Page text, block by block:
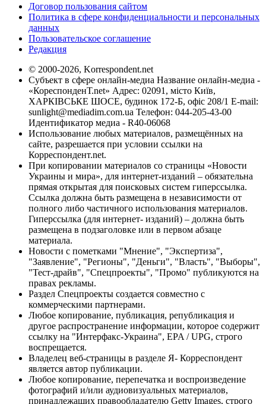
Договор пользования сайтом
Политика в сфере конфиденциальности и персональных
данных
Пользовательское соглашение
Редакция
© 2000-2026, Korrespondent.net
Субъект в сфере онлайн-медиа Название онлайн-медиа -
«КореспонденТ.net» Адрес: 02091, місто Київ,
ХАРКІВСЬКЕ ШОСЕ, будинок 172-Б, офіс 208/1 E-mail:
sunlight@mediadim.com.ua Телефон: 044-205-43-00
Идентификатор медиа - R40-06068
Использование любых материалов, размещённых на
сайте, разрешается при условии ссылки на
Корреспондент.net.
При копировании материалов со страницы «Новости
Украины и мира», для интернет-изданий – обязательна
прямая открытая для поисковых систем гиперссылка.
Ссылка должна быть размещена в независимости от
полного либо частичного использования материалов.
Гиперссылка (для интернет- изданий) – должна быть
размещена в подзаголовке или в первом абзаце
материала.
Новости с пометками "Мнение", "Экспертиза",
"Заявление", "Регионы", "Деньги", "Власть", "Выборы",
"Тест-драйв", "Спецпроекты", "Промо" публикуются на
правах рекламы.
Раздел Спецпроекты создается совместно с
коммерческими партнерами.
Любое копирование, публикация, републикация и
другое распространение информации, которое содержит
ссылку на "Интерфакс-Украина", EPA / UPG, строго
воспрещается.
Владелец веб-страницы в разделе Я- Корреспондент
является автор публикации.
Любое копирование, перепечатка и воспроизведение
фотографий и/или аудиовизуальных материалов,
принадлежащих правообладателю Getty Images, строго